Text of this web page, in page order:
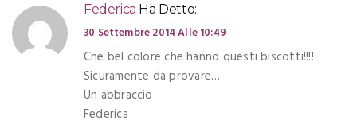
Federica Ha Detto:
30 Settembre 2014 Alle 10:49
Che bel colore che hanno questi biscotti!!!!
Sicuramente da provare…
Un abbraccio
Federica